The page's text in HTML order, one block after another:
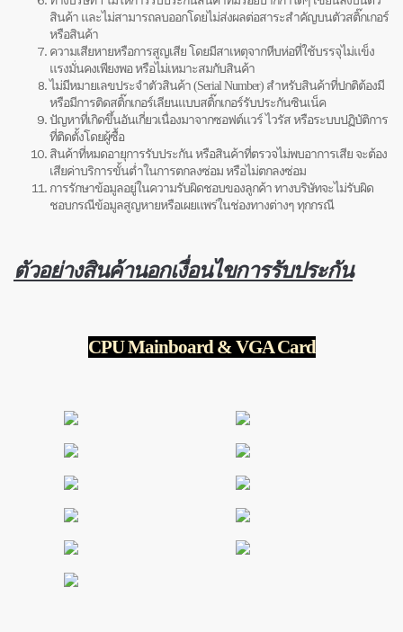
สินค้า และไม่สามารถลบออกโดยไม่ส่งผลต่อสาระสำคัญบนตัวสติ๊กเกอร์
หรือสินค้า
ความเสียหายหรือการสูญเสีย โดยมีสาเหตุจากหีบห่อที่ใช้บรรจุไม่แข็ง
แรงมั่นคงเพียงพอ หรือไม่เหมาะสมกับสินค้า
ไม่มีหมายเลขประจำตัวสินค้า (Serial Number) สำหรับสินค้าที่ปกติต้องมี
หรือมีการติดสติ๊กเกอร์เลียนแบบสติ๊กเกอร์รับประกันซินเน็ค
ปัญหาที่เกิดขึ้นอันเกี่ยวเนื่องมาจากซอฟต์แวร์ ไวรัส หรือระบบปฏิบัติการ
ที่ติดตั้งโดยผู้ซื้อ
สินค้าที่หมดอายุการรับประกัน หรือสินค้าที่ตรวจไม่พบอาการเสีย จะต้อง
เสียค่าบริการขั้นต่ำในการตกลงซ่อม หรือไม่ตกลงซ่อม
การรักษาข้อมูลอยู่ในความรับผิดชอบของลูกค้า ทางบริษัทจะไม่รับผิด
ชอบกรณีข้อมูลสูญหายหรือเผยแพร่ในช่องทางต่างๆ ทุกกรณี
ตัวอย่างสินค้านอกเงื่อนไขการรับประกัน
CPU Mainboard & VGA Card